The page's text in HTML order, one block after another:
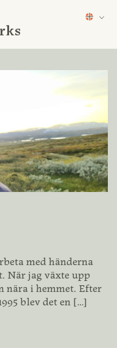
med händerna
När jag växte upp
nära i hemmet. Efter
blev det en […]